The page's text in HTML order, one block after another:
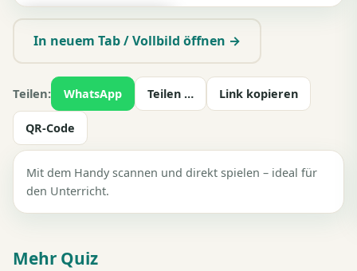
▶ Zum Spielen tippen
In neuem Tab / Vollbild öffnen →
Teilen: WhatsApp Teilen … Link kopieren
QR-Code
Mit dem Handy scannen und direkt spielen – ideal für
den Unterricht.
Mehr Quiz